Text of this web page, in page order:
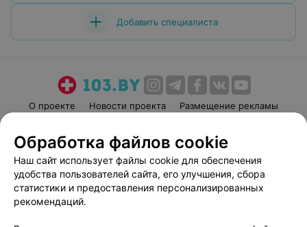
Добавить специалиста
О проекте Новости проекта
Размещение рекламы
Пользовательское соглашение
Способы оплаты
Вакансии
Партнеры
Написать руководителю 103.by
Обработка файлов cookie
Наш сайт использует файлы cookie для обеспечения
удобства пользователей сайта, его улучшения, сбора
статистики и предоставления персонализированных
рекомендаций.